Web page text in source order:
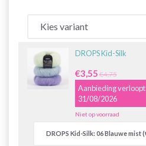
DROPS Kid-Silk
€3,55€4,75
Aanbieding verloopt
31/08/2026
Niet op voorraad